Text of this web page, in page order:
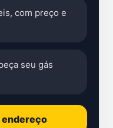
com preço e
seu gás
endereço